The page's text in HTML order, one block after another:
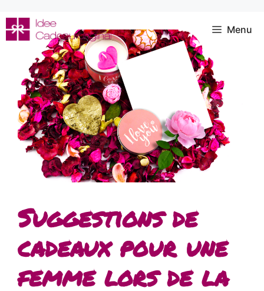
au
contenu
Menu
Suggestions de
cadeaux pour une
femme lors de la